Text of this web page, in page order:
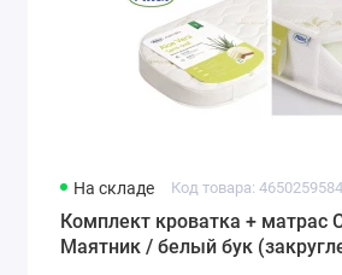
На складе Код товара:
Комплект кроватка + матрас
Маятник / белый бук